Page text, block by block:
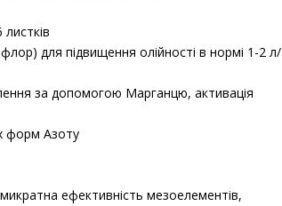
для підвищення олійності в нормі 1-2 л/
за допомогою Марганцю, активація
форм Азоту
ефективність мезоелементів,